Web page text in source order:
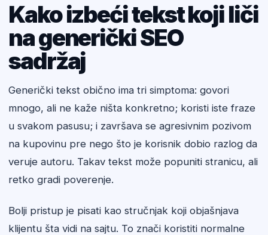
Kako izbeći tekst koji liči
na generički SEO
sadržaj
Generički tekst obično ima tri simptoma: govori
mnogo, ali ne kaže ništa konkretno; koristi iste fraze
u svakom pasusu; i završava se agresivnim pozivom
na kupovinu pre nego što je korisnik dobio razlog da
veruje autoru. Takav tekst može popuniti stranicu, ali
retko gradi poverenje.
Bolji pristup je pisati kao stručnjak koji objašnjava
klijentu šta vidi na sajtu. To znači koristiti normalne